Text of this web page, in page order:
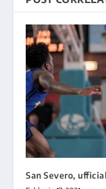
San Severo,